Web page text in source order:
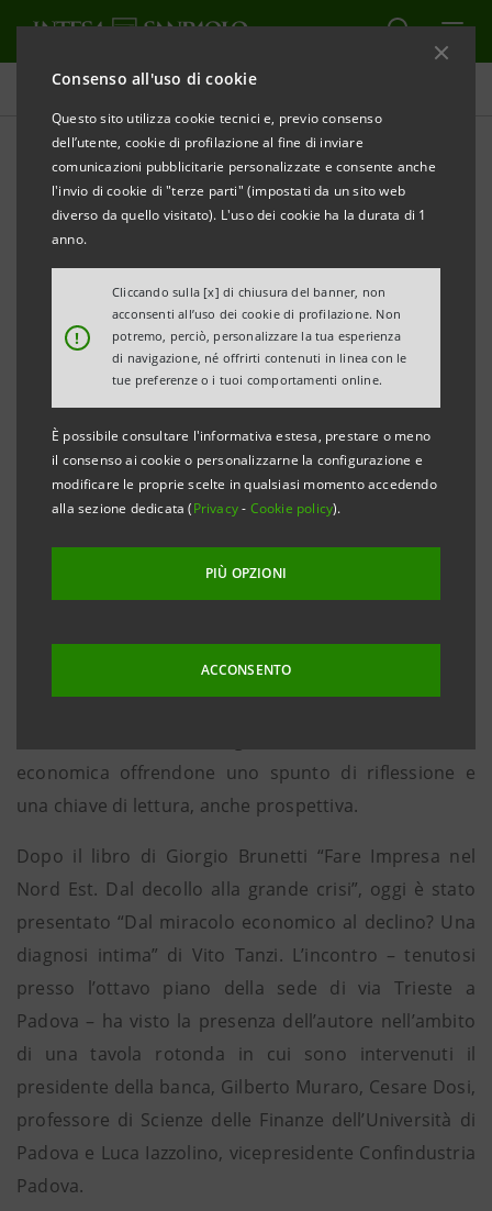
Consenso all'uso di cookie
Questo sito utilizza cookie tecnici e, previo consenso
dell’utente, cookie di profilazione al fine di inviare
comunicazioni pubblicitarie personalizzate e consente anche
l'invio di cookie di "terze parti" (impostati da un sito web
diverso da quello visitato). L'uso dei cookie ha la durata di 1
anno.
!
Cliccando sulla [x] di chiusura del banner, non
acconsenti all’uso dei cookie di profilazione. Non
potremo, perciò, personalizzare la tua esperienza
di navigazione, né offrirti contenuti in linea con le
tue preferenze o i tuoi comportamenti online.
È possibile consultare l'informativa estesa, prestare o meno
il consenso ai cookie o personalizzarne la configurazione e
modificare le proprie scelte in qualsiasi momento accedendo
alla sezione dedicata (Privacy- Cookie policy).
PIÙ OPZIONI
ACCONSENTO
Comunicati stampa
STAMPA AGGIORNA
COMUNICATO STAMPA
CASSA DI RISPARMIO DEL VENETO PROMUOVE UN
CONFRONTO TRA BANCA E TERRITORIO SUI
PRINCIPALI TEMI ECONOMICO-CULTURALI
Presentato “Dal miracolo economico al declino?
Una diagnosi intima”
di Vito Tanzi
Gilberto Muraro “Stiamo assistendo ad un
intreccio di condizioni monetarie e reali per le
Padova, 2 luglio 2015. Cassa di Risparmio del Veneto
ha organizzato un ciclo di “Incontri con l’autore”
aperti al pubblico in cui vengono presentati recenti
economica offrendone uno spunto di riflessione e
una chiave di lettura, anche prospettiva.
Dopo il libro di Giorgio Brunetti “Fare Impresa nel
Nord Est. Dal decollo alla grande crisi”, oggi è stato
presentato “Dal miracolo economico al declino? Una
diagnosi intima” di Vito Tanzi. L’incontro – tenutosi
presso l’ottavo piano della sede di via Trieste a
Padova – ha visto la presenza dell’autore nell’ambito
di una tavola rotonda in cui sono intervenuti il
presidente della banca, Gilberto Muraro, Cesare Dosi,
professore di Scienze delle Finanze dell’Università di
Padova e Luca Iazzolino, vicepresidente Confindustria
Padova.